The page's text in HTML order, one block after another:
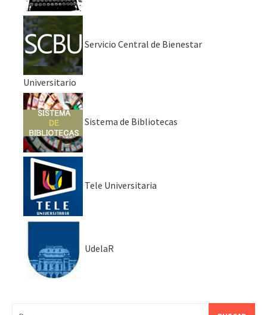
Servicio Central de Bienestar
Universitario
Sistema de Bibliotecas
Tele Universitaria
UdelaR